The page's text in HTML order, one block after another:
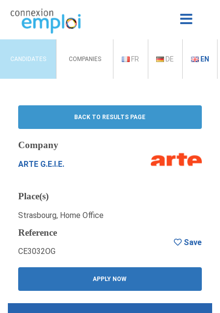
CANDIDATES COMPANIES FR DE EN
BACK TO RESULTS PAGE
Company
ARTE G.E.I.E.
Place(s)
Strasbourg, Home Office
Reference
CE3032OG
APPLY NOW
Save